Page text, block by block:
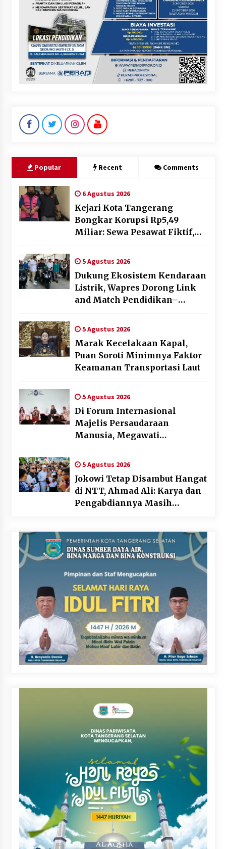
Popular Recent Comments
6 Agustus 2026
Kejari Kota Tangerang
Bongkar Korupsi Rp5,49
Miliar: Sewa Pesawat Fiktif,
Ditahan
5 Agustus 2026
Dukung Ekosistem Kendaraan
Listrik, Wapres Dorong Link
and Match Pendidikan–
5 Agustus 2026
Marak Kecelakaan Kapal,
Puan Soroti Minimnya Faktor
Keamanan Transportasi Laut
5 Agustus 2026
Di Forum Internasional
Majelis Persaudaraan
Manusia, Megawati
Kepemimpinan Perempuan
Bukan Dominasi, Tapi
Merawat Dan Merangkul
5 Agustus 2026
Jokowi Tetap Disambut Hangat
di NTT, Ahmad Ali: Karya dan
Pengabdiannya Masih